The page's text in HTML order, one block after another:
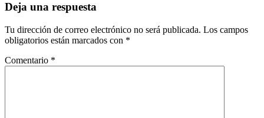
Deja una respuesta
Tu dirección de correo electrónico no será publicada. Los campos
obligatorios están marcados con *
Comentario *